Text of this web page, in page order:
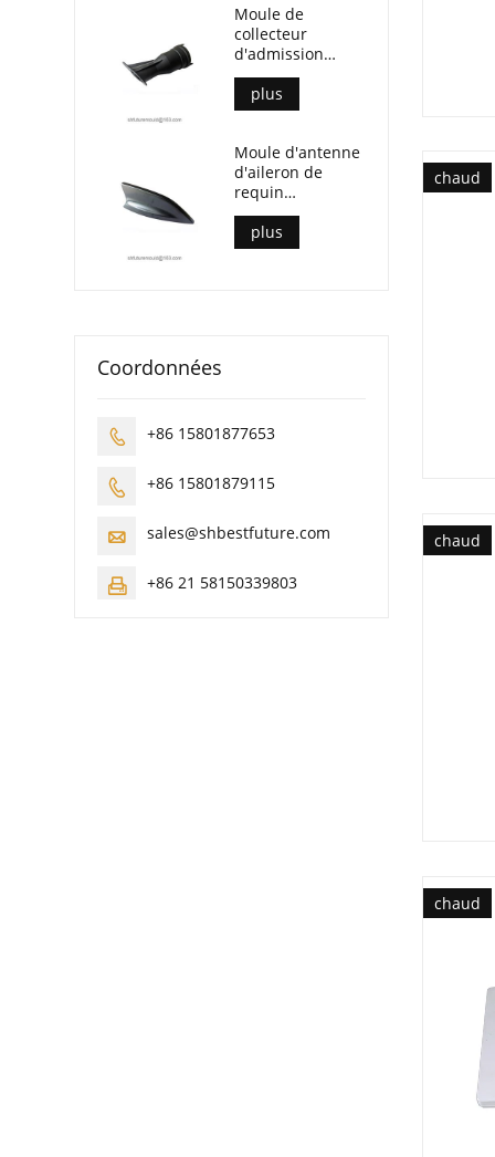
chaud
chaud
chaud
Moule de
collecteur
d'admission
automobile
plus
Moule d'antenne
d'aileron de
requin
automobile
plus
Coordonnées
 +86 15801877653
 +86 15801879115
 sales@shbestfuture.com
 +86 21 58150339803